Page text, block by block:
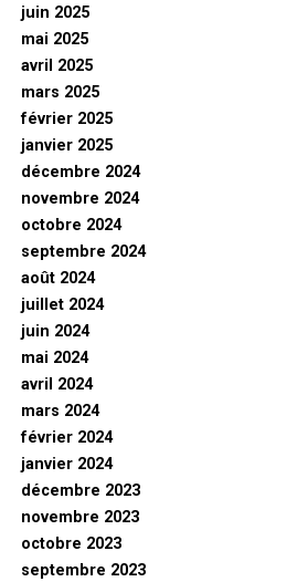
juin 2025
mai 2025
avril 2025
mars 2025
février 2025
janvier 2025
décembre 2024
novembre 2024
octobre 2024
septembre 2024
août 2024
juillet 2024
juin 2024
mai 2024
avril 2024
mars 2024
février 2024
janvier 2024
décembre 2023
novembre 2023
octobre 2023
septembre 2023